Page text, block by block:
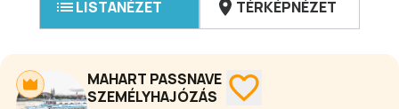
LISTANÉZET TÉRKÉPNÉZET
MAHART PASSNAVE
SZEMÉLYHAJÓZÁS